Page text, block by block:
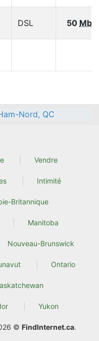
DSL 50
Nord, QC
Vendre
Intimité
Britannique
Manitoba
Nouveau-Brunswick
Ontario
Yukon
© FindInternet.ca.